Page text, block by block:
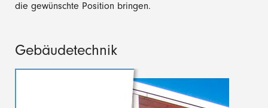
die gewünschte Position bringen.
Gebäudetechnik